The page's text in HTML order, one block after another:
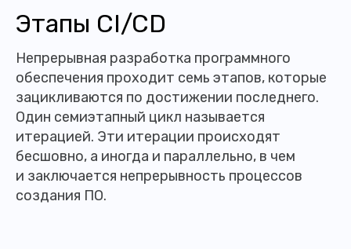
Этапы CI/CD
Непрерывная разработка программного
обеспечения проходит семь этапов, которые
зацикливаются по достижении последнего.
Один семиэтапный цикл называется
итерацией. Эти итерации происходят
бесшовно, а иногда и параллельно, в чем
и заключается непрерывность процессов
создания ПО.